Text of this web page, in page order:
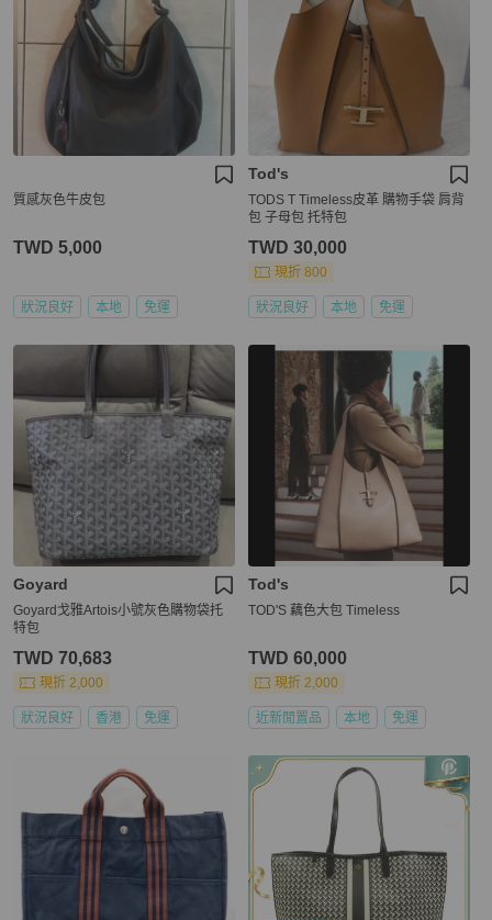
質感灰色牛皮包
TWD 5,000
狀況良好 本地 免運
Tod's
TODS T Timeless皮革 購物手袋 肩背
包 子母包 托特包
TWD 30,000
現折 800
狀況良好 本地 免運
Goyard
Goyard戈雅Artois小號灰色購物袋托
特包
TWD 70,683
現折 2,000
狀況良好 香港 免運
Tod's
TOD'S 藕色大包 Timeless
TWD 60,000
現折 2,000
近新閒置品 本地 免運